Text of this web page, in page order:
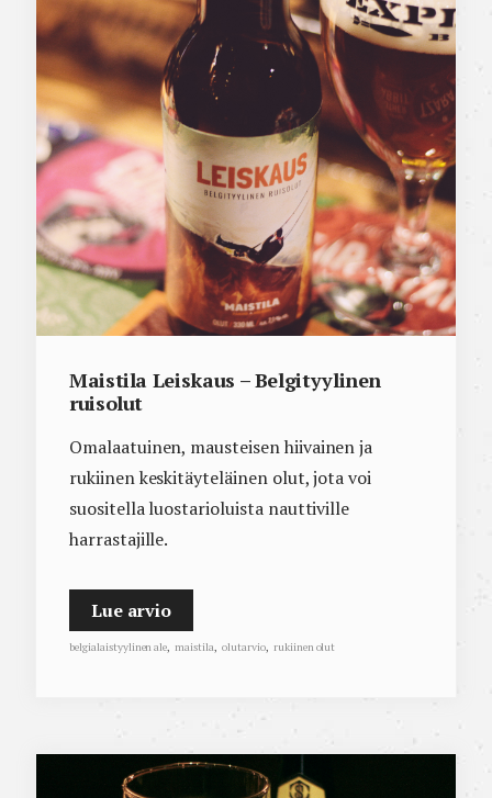
Maistila Leiskaus – Belgityylinen
ruisolut
Omalaatuinen, mausteisen hiivainen ja
rukiinen keskitäyteläinen olut, jota voi
suositella luostarioluista nauttiville
harrastajille.
Lue arvio
belgialaistyylinen ale, maistila, olutarvio, rukiinen olut